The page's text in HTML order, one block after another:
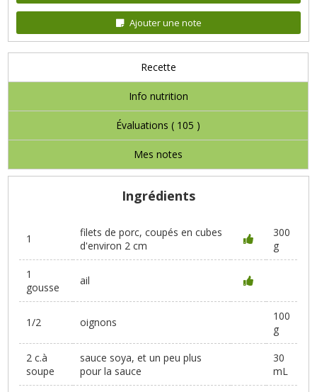
Ajouter une note
Recette
Info nutrition
Évaluations ( 105 )
Mes notes
Ingrédients
1
filets de porc, coupés en cubes
d'environ 2 cm
300
g
1
gousse
ail
1/2 oignons
100
g
2 c.à
soupe
sauce soya, et un peu plus
pour la sauce
30
mL